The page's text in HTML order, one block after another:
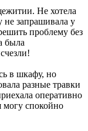
Не хотела
не запрашивала у
проблему без
была
в шкафу, но
разные травки
оперативно
могу спокойно